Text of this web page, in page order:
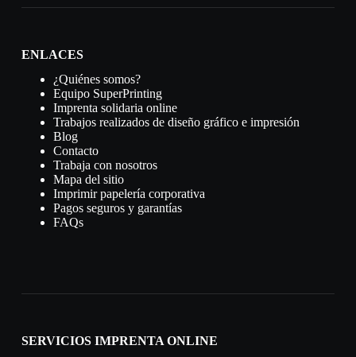
ENLACES
¿Quiénes somos?
Equipo SuperPrinting
Imprenta solidaria online
Trabajos realizados de diseño gráfico e impresión
Blog
Contacto
Trabaja con nosotros
Mapa del sitio
Imprimir papelería corporativa
Pagos seguros y garantías
FAQs
SERVICIOS IMPRENTA ONLINE